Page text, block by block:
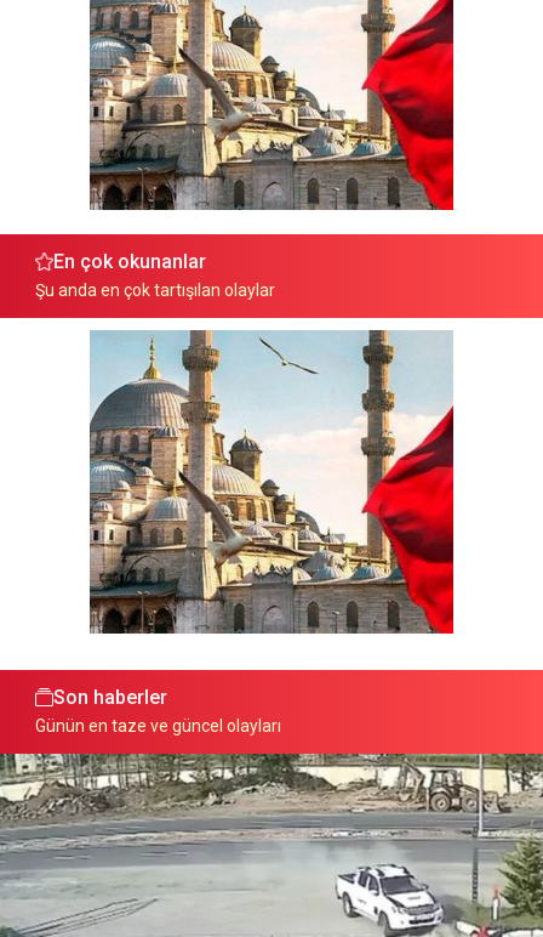
En çok okunanlar
Şu anda en çok tartışılan olaylar
Son haberler
Günün en taze ve güncel olayları